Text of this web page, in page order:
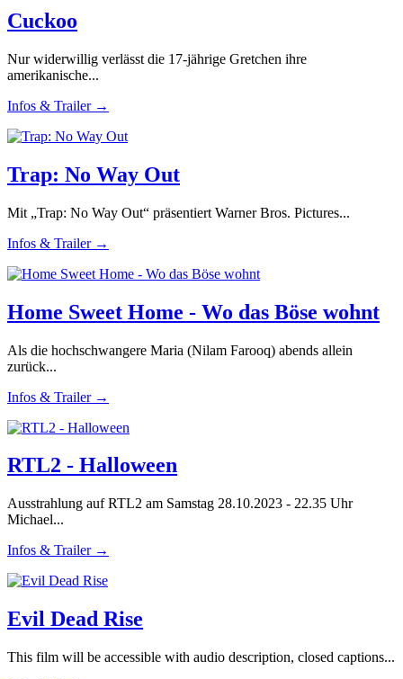
Cuckoo
Nur widerwillig verlässt die 17-jährige Gretchen ihre
amerikanische...
Infos & Trailer →
Trap: No Way Out
Mit „Trap: No Way Out“ präsentiert Warner Bros. Pictures...
Infos & Trailer →
Home Sweet Home - Wo das Böse wohnt
Als die hochschwangere Maria (Nilam Farooq) abends allein
zurück...
Infos & Trailer →
RTL2 - Halloween
Ausstrahlung auf RTL2 am Samstag 28.10.2023 - 22.35 Uhr
Michael...
Infos & Trailer →
Evil Dead Rise
This film will be accessible with audio description, closed captions...